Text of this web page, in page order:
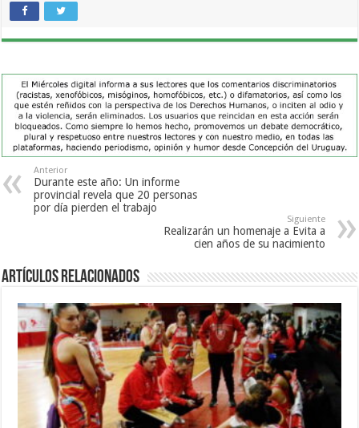
Anterior
Durante este año: Un informe
provincial revela que 20 personas
por día pierden el trabajo
Siguiente
Realizarán un homenaje a Evita a
cien años de su nacimiento
Artículos Relacionados